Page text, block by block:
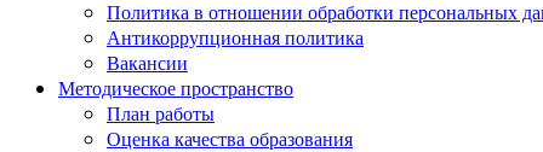
Политика в отношении обработки персональных
Антикоррупционная политика
Вакансии
Методическое пространство
План работы
Оценка качества образования